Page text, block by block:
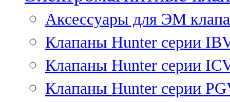
Аксессуары для ЭМ
Клапаны Hunter серии
Клапаны Hunter серии
Клапаны Hunter серии